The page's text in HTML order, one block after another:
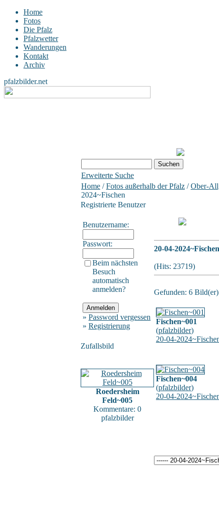
Home
Fotos
Die Pfalz
Pfalzwetter
Wanderungen
Kontakt
Archiv
pfalzbilder.net
Erweiterte Suche
Home /Fotos außerhalb der Pfalz /Ober-
2024~Fischen
Registrierte Benutzer
Benutzername:
Passwort:
Beim nächsten
Besuch
automatisch
anmelden?
» Password vergessen
» Registrierung
Zufallsbild
Roedersheim
Feld~005
Kommentare: 0
pfalzbilder
20-04-2024~Fischen
(Hits: 23719)
Gefunden: 6
Fischen~001
(pfalzbilder)
20-04-
Fischen~004
(pfalzbilder)
20-04-